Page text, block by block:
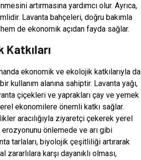
artırmasına yardımcı olur. Ayrıca,
Lavanta bahçeleri, doğru bakımla
de ekonomik açıdan fayda sağlar.
ekonomik ve ekolojik katkılarıyla da
alanına sahiptir. Lavanta yağı,
çiçekleri ve yaprakları çay ve yemek
ekonomilere önemli katkı sağlar.
aracılığıyla ziyaretçi çekerek yerel
önlemede ve arı gibi
tarlaları, biyolojik çeşitliliği artırarak
karşı dayanıklı olması,